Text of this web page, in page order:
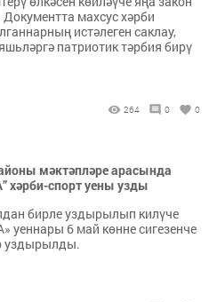
махсус хәрби
истәлеген саклау,
патриотик тәрбия бирү
264 0 0
мәктәпләре арасында
хәрби-спорт уены узды
бирле уздырылып килүче
уеннары 6 май көнне сигезенче
уздырылды.